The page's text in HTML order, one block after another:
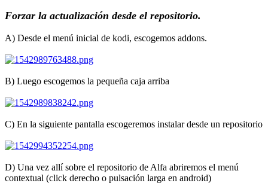
Forzar la actualización desde el repositorio.
A) Desde el menú inicial de kodi, escogemos addons.
B) Luego escogemos la pequeña caja arriba
C) En la siguiente pantalla escogeremos instalar desde un repositorio
D) Una vez allí sobre el repositorio de Alfa abriremos el menú
contextual (click derecho o pulsación larga en android)